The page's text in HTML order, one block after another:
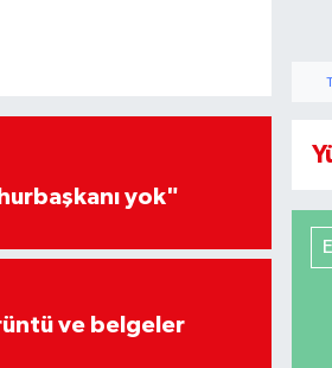
yok"
ve belgeler